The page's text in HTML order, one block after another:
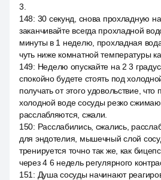
3.
148: 30 секунд, снова прохладную
заканчивайте всегда прохладной
минуты в 1 неделю, прохладная
чуть ниже комнатной температуры
149: Неделю опускайте на 2 3
спокойно будете стоять под
получать от этого удовольствие, что
холодной воде сосуды резко
расслабляются, сжали.
150: Расслабились, сжались,
для эндотелия, мышечный слой
тренируется точно так же, как
через 4 6 недель регулярного
151 : Душа сосуды начинают